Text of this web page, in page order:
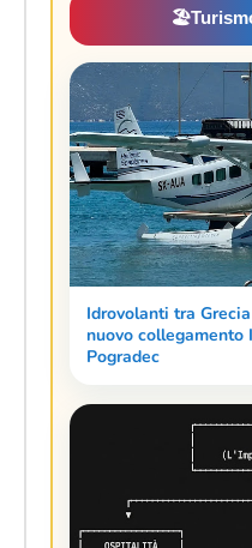
🏖️
Idrovolanti tra
nuovo collegamento
Pogradec